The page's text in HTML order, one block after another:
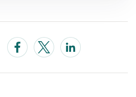
Opens in a new window
Opens in a new window
Opens in a new